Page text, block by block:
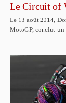
Le Circuit of
Le 13 août 2014,
MotoGP, conclut un